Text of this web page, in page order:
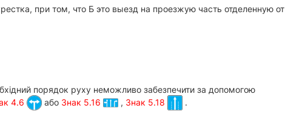
при том, что Б это выезд на проезжую часть отделенную от
порядок руху неможливо забезпечити за допомогою
4.6 або Знак 5.16 , Знак 5.18
.